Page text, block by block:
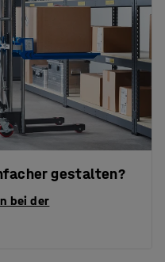
gestalten?
bei der